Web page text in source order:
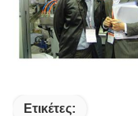
Ετικέτες: